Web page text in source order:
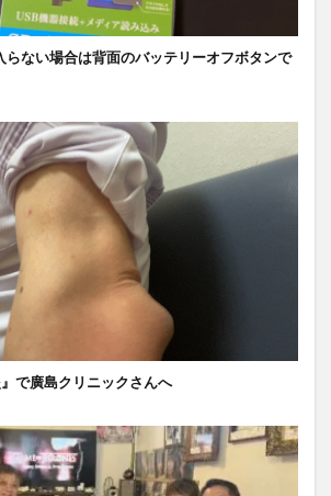
らない場合は背面のバッテリーオフボタンで
で廣島クリニックさんへ